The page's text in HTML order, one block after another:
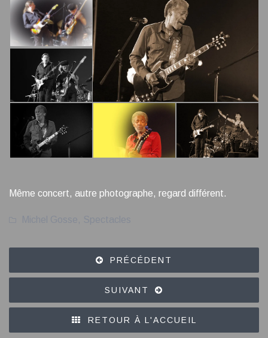
Même concert, autre photographe, regard différent.
PRÉCÉDENT
SUIVANT
RETOUR À L'ACCUEIL